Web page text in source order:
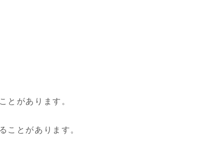
とがあります。
ことがあります。